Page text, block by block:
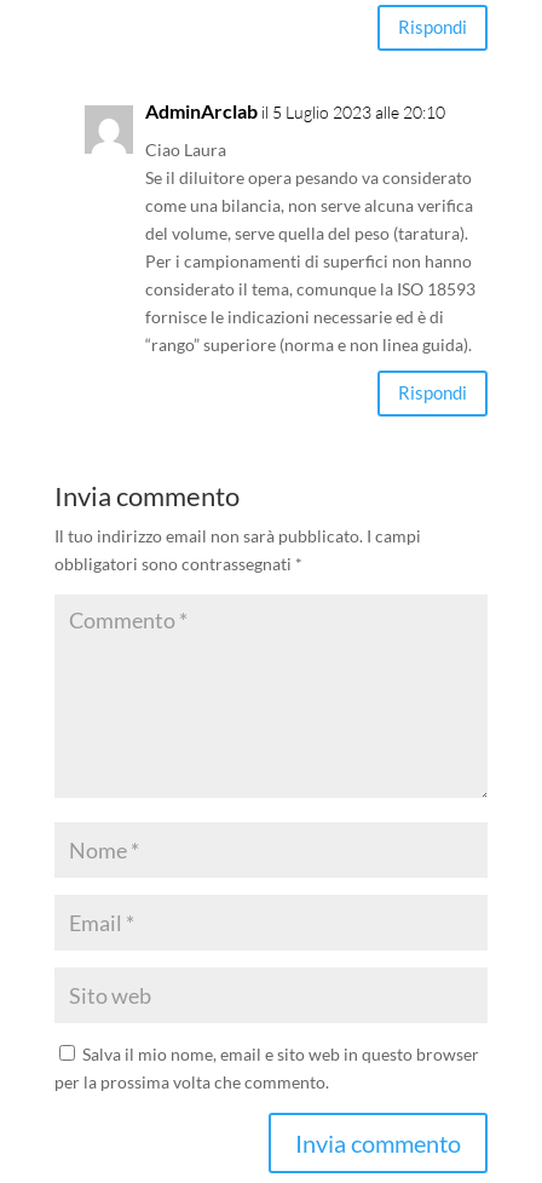
Rispondi
AdminArclab il 5 Luglio 2023 alle 20:10
Ciao Laura
Se il diluitore opera pesando va considerato
come una bilancia, non serve alcuna verifica
del volume, serve quella del peso (taratura).
Per i campionamenti di superfici non hanno
considerato il tema, comunque la ISO 18593
fornisce le indicazioni necessarie ed è di
“rango” superiore (norma e non linea guida).
Rispondi
Invia commento
Il tuo indirizzo email non sarà pubblicato. I campi
obbligatori sono contrassegnati *
Salva il mio nome, email e sito web in questo browser
per la prossima volta che commento.